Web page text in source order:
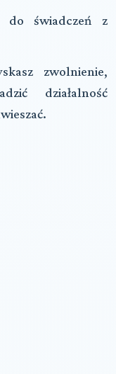
do świadczeń z
zwolnienie,
działalność